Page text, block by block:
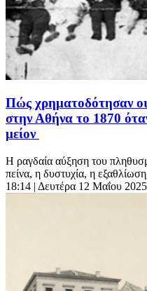
Πώς χρηματοδότησαν
στην Αθήνα το 1870
μείον
Η ραγδαία αύξηση του
πείνα, η δυστυχία, η
18:14 | Δευτέρα 12 Μαΐου 2025